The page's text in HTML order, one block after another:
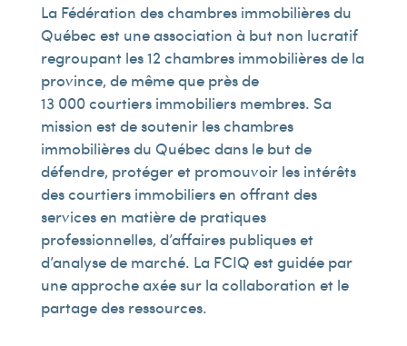
La Fédération des chambres immobilières du
Québec est une association à but non lucratif
regroupant les 12 chambres immobilières de la
province, de même que près de
13 000 courtiers immobiliers membres. Sa
mission est de soutenir les chambres
immobilières du Québec dans le but de
défendre, protéger et promouvoir les intérêts
des courtiers immobiliers en offrant des
services en matière de pratiques
professionnelles, d’affaires publiques et
d’analyse de marché. La FCIQ est guidée par
une approche axée sur la collaboration et le
partage des ressources.